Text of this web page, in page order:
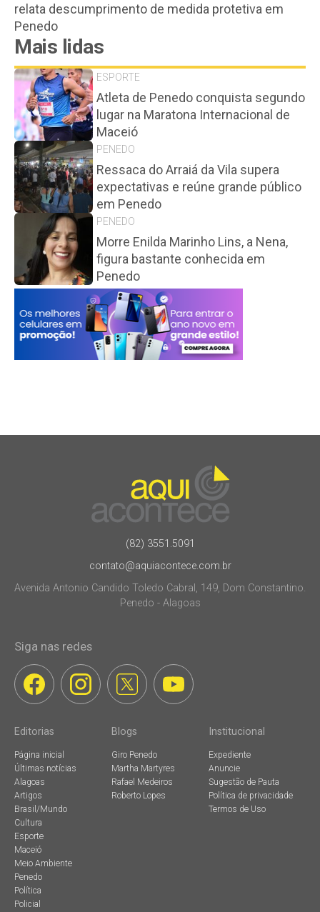
relata descumprimento de medida protetiva em
Penedo
Mais lidas
ESPORTE
Atleta de Penedo conquista segundo
lugar na Maratona Internacional de
Maceió
PENEDO
Ressaca do Arraiá da Vila supera
expectativas e reúne grande público
em Penedo
PENEDO
Morre Enilda Marinho Lins, a Nena,
figura bastante conhecida em
Penedo
(82) 3551.5091
contato@aquiacontece.com.br
Avenida Antonio Candido Toledo Cabral, 149, Dom Constantino.
Penedo - Alagoas
Siga nas redes
Editorias
Página inicial
Últimas notícias
Alagoas
Artigos
Brasil/Mundo
Cultura
Esporte
Maceió
Meio Ambiente
Penedo
Política
Policial
Blogs
Giro Penedo
Martha Martyres
Rafael Medeiros
Roberto Lopes
Institucional
Expediente
Anuncie
Sugestão de Pauta
Política de privacidade
Termos de Uso